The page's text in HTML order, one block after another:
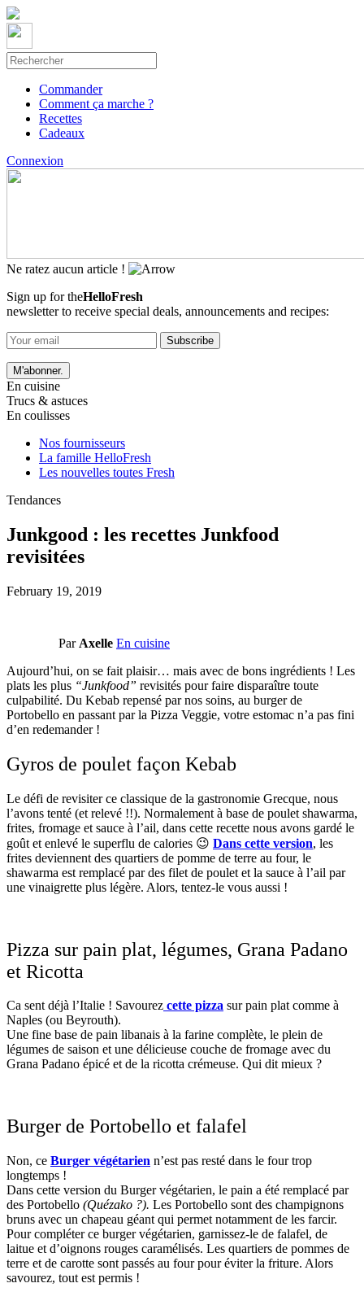
Commander
Comment ça marche ?
Recettes
Cadeaux
Connexion
Ne ratez aucun article !
Sign up for theHelloFresh
newsletter to receive special deals, announcements and recipes:
M'abonner.
En cuisine
Trucs & astuces
En coulisses
Nos fournisseurs
La famille HelloFresh
Les nouvelles toutes Fresh
Tendances
Junkgood : les recettes Junkfood
revisitées
February 19, 2019
Par Axelle En cuisine
Aujourd’hui, on se fait plaisir… mais avec de bons ingrédients ! Les
plats les plus “Junkfood” revisités pour faire disparaître toute
culpabilité. Du Kebab repensé par nos soins, au burger de
Portobello en passant par la Pizza Veggie, votre estomac n’a pas fini
d’en redemander !
Gyros de poulet façon Kebab
Le défi de revisiter ce classique de la gastronomie Grecque, nous
l’avons tenté (et relevé !!). Normalement à base de poulet shawarma,
frites, fromage et sauce à l’ail, dans cette recette nous avons gardé le
goût et enlevé le superflu de calories 😉 Dans cette version, les
frites deviennent des quartiers de pomme de terre au four, le
shawarma est remplacé par des filet de poulet et la sauce à l’ail par
une vinaigrette plus légère. Alors, tentez-le vous aussi !
Pizza sur pain plat, légumes, Grana Padano
et Ricotta
Ca sent déjà l’Italie ! Savourez cette pizza sur pain plat comme à
Naples (ou Beyrouth).
Une fine base de pain libanais à la farine complète, le plein de
légumes de saison et une délicieuse couche de fromage avec du
Grana Padano épicé et de la ricotta crémeuse. Qui dit mieux ?
Burger de Portobello et falafel
Non, ce Burger végétarien n’est pas resté dans le four trop
longtemps !
Dans cette version du Burger végétarien, le pain a été remplacé par
des Portobello (Quézako ?). Les Portobello sont des champignons
bruns avec un chapeau géant qui permet notamment de les farcir.
Pour compléter ce burger végétarien, garnissez-le de falafel, de
laitue et d’oignons rouges caramélisés. Les quartiers de pommes de
terre et de carotte sont passés au four pour éviter la friture. Alors
savourez, tout est permis !